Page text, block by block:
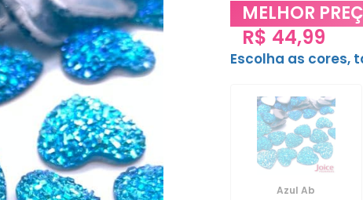
MELHOR
R$ 44,99
Escolha as cores,
Azul Ab